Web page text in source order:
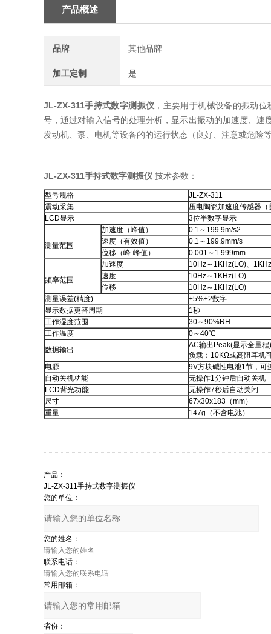
产品概述
品牌 其他品牌
加工定制 是
JL-ZX-311手持式数字测振仪 ，主要用于机械设备的振动
号，通过对输入信号的处理分析，显示出振动的加速度、
发动机、泵、电机等设备的的运行状态（良好、注意或危险
JL-ZX-311手持式数字测振仪 技术参数：
型号规格
JL-ZX-311
震动采集
压电陶瓷加速度传感器（
LCD显示
3位半数字显示
测量范围
加速度（峰值）
0.1～199.9m/s2
速度（有效值）
0.1～199.9mm/s
位移（峰-峰值）
0.001～1.999mm
频率范围
加速度
10Hz～1KHz(LO)、
速度
10Hz～1KHz(LO)
位移
10Hz～1KHz(LO)
测量误差(精度)
±5%±2数字
显示数据更替周期
1秒
工作湿度范围
30～90%RH
工作温度
0～40℃
数据输出
AC输出Peak(显示全量程)
负载：10KΩ或高阻耳机
电源
9V方块碱性电池1节，可
自动关机功能
无操作1分钟后自动关机
LCD背光功能
无操作7秒后自动关闭
尺寸
67x30x183（mm）
重量
147g（不含电池）
产品：
您的单位：
您的姓名：
联系电话：
常用邮箱：
省份：